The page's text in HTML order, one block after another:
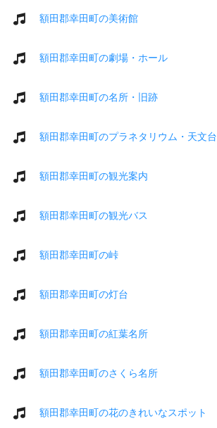
額田郡幸田町の美術館
額田郡幸田町の劇場・ホール
額田郡幸田町の名所・旧跡
額田郡幸田町のプラネタリウム・天文台
額田郡幸田町の観光案内
額田郡幸田町の観光バス
額田郡幸田町の峠
額田郡幸田町の灯台
額田郡幸田町の紅葉名所
額田郡幸田町のさくら名所
額田郡幸田町の花のきれいなスポット